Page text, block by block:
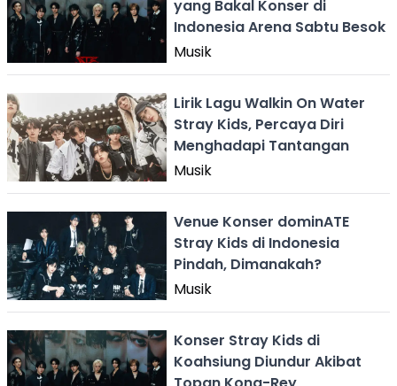
yang Bakal Konser di
Indonesia Arena Sabtu Besok
Musik
Lirik Lagu Walkin On Water
Stray Kids, Percaya Diri
Menghadapi Tantangan
Musik
Venue Konser dominATE
Stray Kids di Indonesia
Pindah, Dimanakah?
Musik
Konser Stray Kids di
Koahsiung Diundur Akibat